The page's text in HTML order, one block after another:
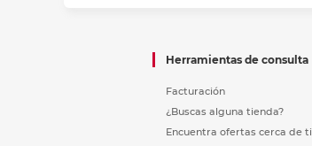
Herramientas de consulta
Facturación
¿Buscas alguna tienda?
Encuentra ofertas cerca de ti